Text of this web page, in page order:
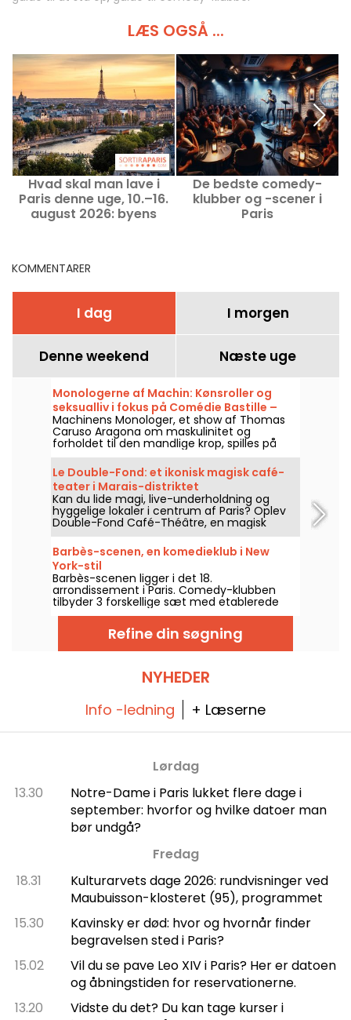
LÆS OGSÅ ...
Hvad skal man lave i
Paris denne uge, 10.–16.
august 2026: byens
De bedste comedy-
klubber og -scener i
Paris
KOMMENTARER
I dag I morgen
Denne weekend Næste uge
Monologerne af Machin: Kønsroller og
seksualliv i fokus på Comédie Bastille –
vores vurdering
Machinens Monologer, et show af Thomas
Caruso Aragona om maskulinitet og
forholdet til den mandlige krop, spilles på
Comédie Bastille i Paris indtil den 2. januar
2027.
Le Double-Fond: et ikonisk magisk café-
teater i Marais-distriktet
Kan du lide magi, live-underholdning og
hyggelige lokaler i centrum af Paris? Oplev
Double-Fond Café-Théâtre, en magisk
institution i hjertet af Marais-kvarteret.
Barbès-scenen, en komedieklub i New
York-stil
Barbès-scenen ligger i det 18.
arrondissement i Paris. Comedy-klubben
tilbyder 3 forskellige sæt med etablerede
komikere, potentielle fremtidige stand-up-
stjerner og endda kunstnere, der går på
scenen for første gang.
Refine din søgning
NYHEDER
Info -ledning + Læserne
Lørdag
13.30
Notre-Dame i Paris lukket flere dage i
september: hvorfor og hvilke datoer man
bør undgå?
Fredag
18.31
Kulturarvets dage 2026: rundvisninger ved
Maubuisson-klosteret (95), programmet
15.30
Kavinsky er død: hvor og hvornår finder
begravelsen sted i Paris?
15.02
Vil du se pave Leo XIV i Paris? Her er datoen
og åbningstiden for reservationerne.
13.20
Vidste du det? Du kan tage kurser i